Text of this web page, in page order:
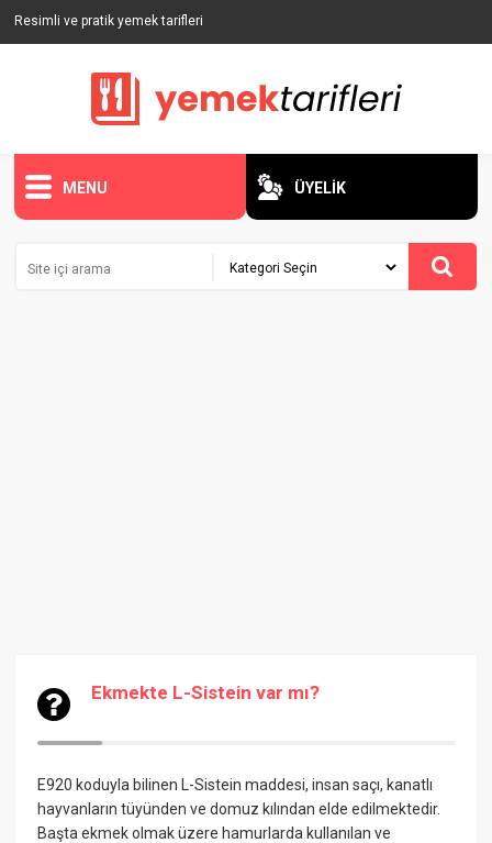
Resimli ve pratik yemek tarifleri
MENU ÜYELİK
Ekmekte L-Sistein var mı?
E920 koduyla bilinen L-Sistein maddesi, insan saçı, kanatlı
hayvanların tüyünden ve domuz kılından elde edilmektedir.
Başta ekmek olmak üzere hamurlarda kullanılan ve